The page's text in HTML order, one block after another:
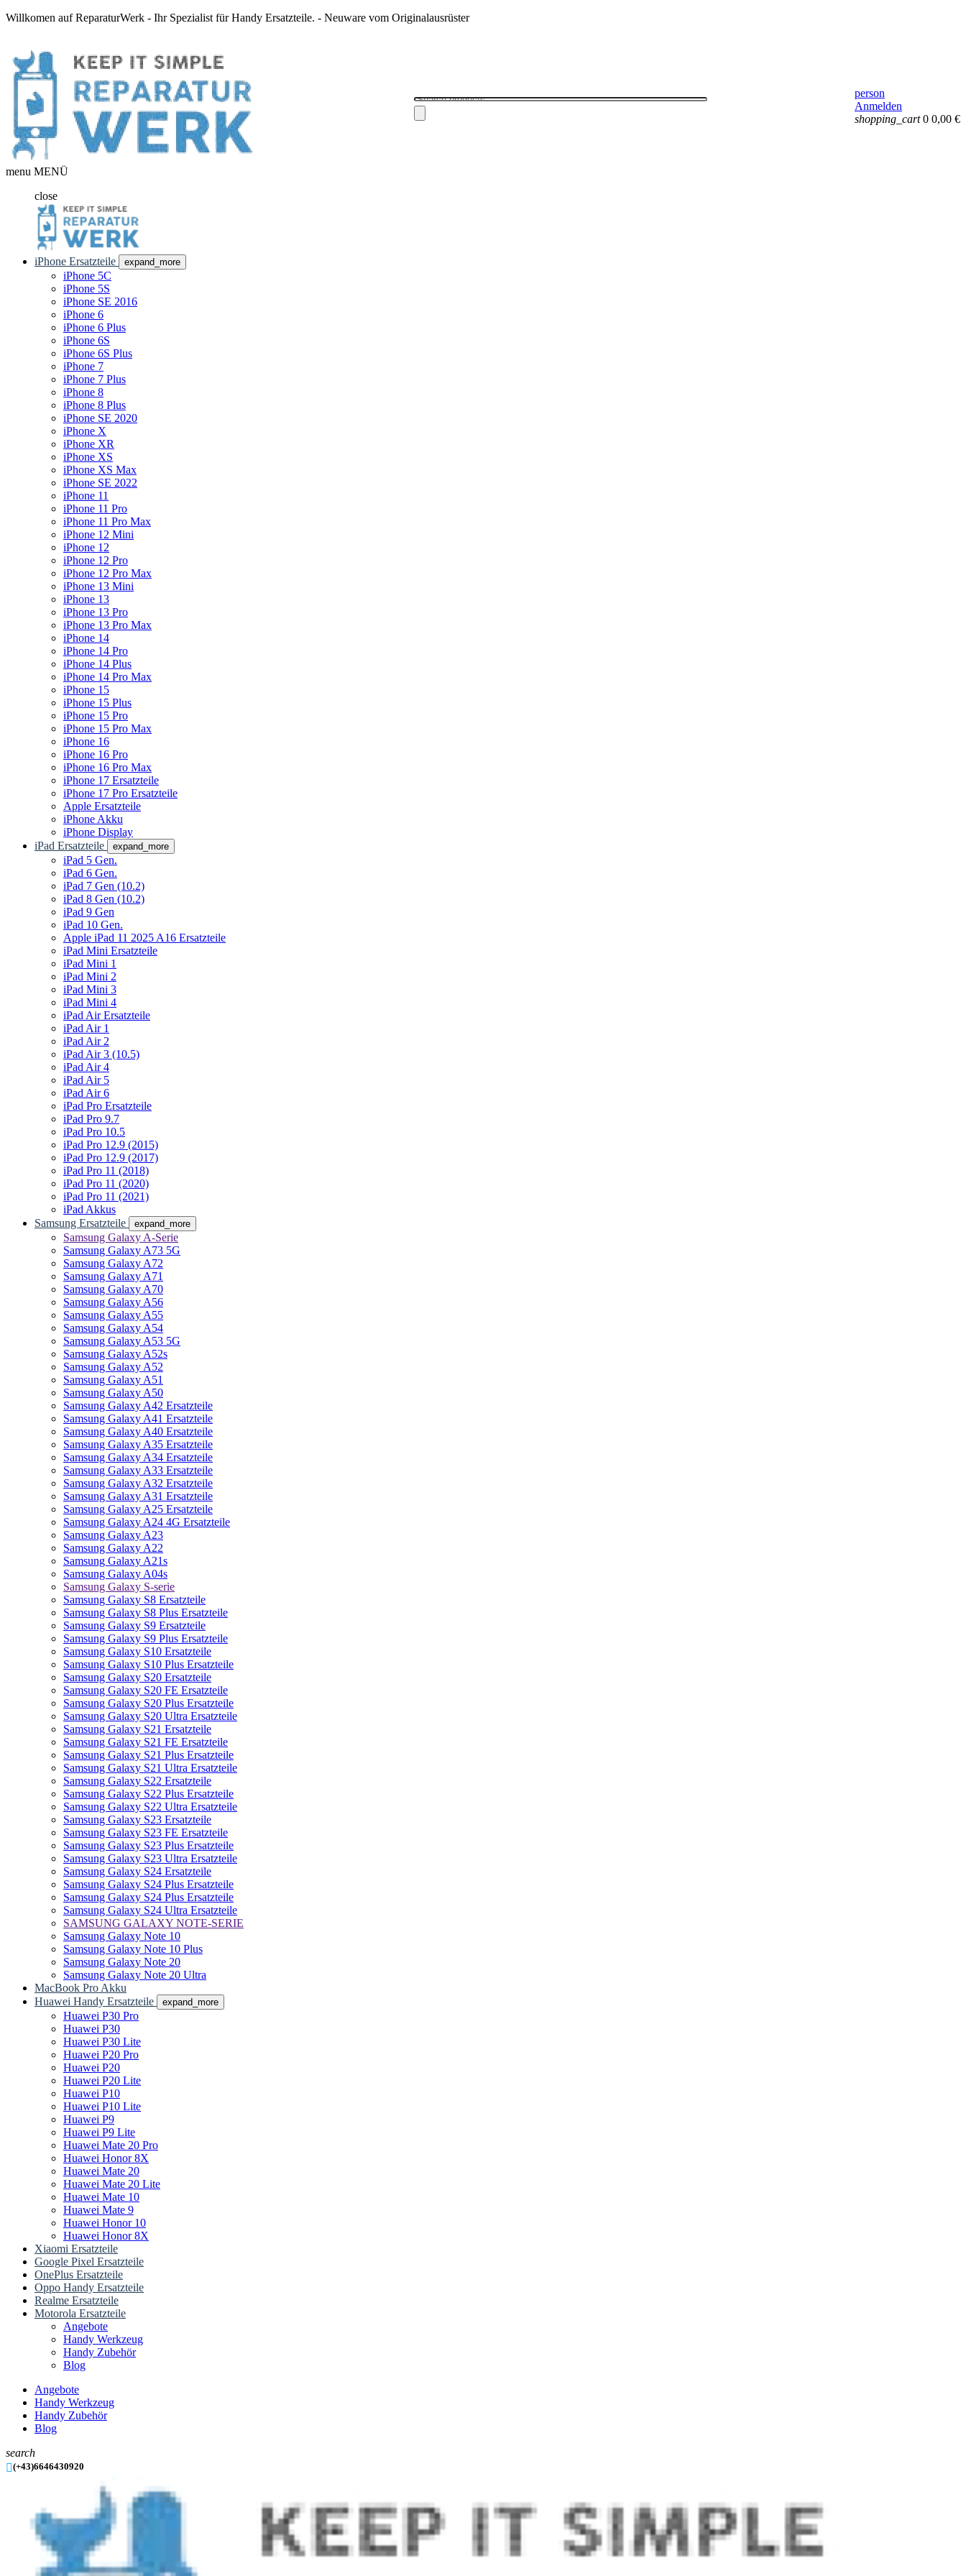
Willkomen auf ReparaturWerk - Ihr Spezialist für Handy Ersatzteile. - Neuware vom Originalausrüster
person
Anmelden
shopping_cart 0 0,00 €
menu MENÜ
close
iPhone Ersatzteile expand_more
iPhone 5C
iPhone 5S
iPhone SE 2016
iPhone 6
iPhone 6 Plus
iPhone 6S
iPhone 6S Plus
iPhone 7
iPhone 7 Plus
iPhone 8
iPhone 8 Plus
iPhone SE 2020
iPhone X
iPhone XR
iPhone XS
iPhone XS Max
iPhone SE 2022
iPhone 11
iPhone 11 Pro
iPhone 11 Pro Max
iPhone 12 Mini
iPhone 12
iPhone 12 Pro
iPhone 12 Pro Max
iPhone 13 Mini
iPhone 13
iPhone 13 Pro
iPhone 13 Pro Max
iPhone 14
iPhone 14 Pro
iPhone 14 Plus
iPhone 14 Pro Max
iPhone 15
iPhone 15 Plus
iPhone 15 Pro
iPhone 15 Pro Max
iPhone 16
iPhone 16 Pro
iPhone 16 Pro Max
iPhone 17 Ersatzteile
iPhone 17 Pro Ersatzteile
Apple Ersatzteile
iPhone Akku
iPhone Display
iPad Ersatzteile
expand_more
iPad 5 Gen.
iPad 6 Gen.
iPad 7 Gen (10.2)
iPad 8 Gen (10.2)
iPad 9 Gen
iPad 10 Gen.
Apple iPad 11 2025 A16 Ersatzteile
iPad Mini Ersatzteile
iPad Mini 1
iPad Mini 2
iPad Mini 3
iPad Mini 4
iPad Air Ersatzteile
iPad Air 1
iPad Air 2
iPad Air 3 (10.5)
iPad Air 4
iPad Air 5
iPad Air 6
iPad Pro Ersatzteile
iPad Pro 9.7
iPad Pro 10.5
iPad Pro 12.9 (2015)
iPad Pro 12.9 (2017)
iPad Pro 11 (2018)
iPad Pro 11 (2020)
iPad Pro 11 (2021)
iPad Akkus
Samsung Ersatzteile
expand_more
Samsung Galaxy A-Serie
Samsung Galaxy A73 5G
Samsung Galaxy A72
Samsung Galaxy A71
Samsung Galaxy A70
Samsung Galaxy A56
Samsung Galaxy A55
Samsung Galaxy A54
Samsung Galaxy A53 5G
Samsung Galaxy A52s
Samsung Galaxy A52
Samsung Galaxy A51
Samsung Galaxy A50
Samsung Galaxy A42 Ersatzteile
Samsung Galaxy A41 Ersatzteile
Samsung Galaxy A40 Ersatzteile
Samsung Galaxy A35 Ersatzteile
Samsung Galaxy A34 Ersatzteile
Samsung Galaxy A33 Ersatzteile
Samsung Galaxy A32 Ersatzteile
Samsung Galaxy A31 Ersatzteile
Samsung Galaxy A25 Ersatzteile
Samsung Galaxy A24 4G Ersatzteile
Samsung Galaxy A23
Samsung Galaxy A22
Samsung Galaxy A21s
Samsung Galaxy A04s
Samsung Galaxy S-serie
Samsung Galaxy S8 Ersatzteile
Samsung Galaxy S8 Plus Ersatzteile
Samsung Galaxy S9 Ersatzteile
Samsung Galaxy S9 Plus Ersatzteile
Samsung Galaxy S10 Ersatzteile
Samsung Galaxy S10 Plus Ersatzteile
Samsung Galaxy S20 Ersatzteile
Samsung Galaxy S20 FE Ersatzteile
Samsung Galaxy S20 Plus Ersatzteile
Samsung Galaxy S20 Ultra Ersatzteile
Samsung Galaxy S21 Ersatzteile
Samsung Galaxy S21 FE Ersatzteile
Samsung Galaxy S21 Plus Ersatzteile
Samsung Galaxy S21 Ultra Ersatzteile
Samsung Galaxy S22 Ersatzteile
Samsung Galaxy S22 Plus Ersatzteile
Samsung Galaxy S22 Ultra Ersatzteile
Samsung Galaxy S23 Ersatzteile
Samsung Galaxy S23 FE Ersatzteile
Samsung Galaxy S23 Plus Ersatzteile
Samsung Galaxy S23 Ultra Ersatzteile
Samsung Galaxy S24 Ersatzteile
Samsung Galaxy S24 Plus Ersatzteile
Samsung Galaxy S24 Plus Ersatzteile
Samsung Galaxy S24 Ultra Ersatzteile
SAMSUNG GALAXY NOTE-SERIE
Samsung Galaxy Note 10
Samsung Galaxy Note 10 Plus
Samsung Galaxy Note 20
Samsung Galaxy Note 20 Ultra
MacBook Pro Akku
Huawei Handy Ersatzteile
expand_more
Huawei P30 Pro
Huawei P30
Huawei P30 Lite
Huawei P20 Pro
Huawei P20
Huawei P20 Lite
Huawei P10
Huawei P10 Lite
Huawei P9
Huawei P9 Lite
Huawei Mate 20 Pro
Huawei Honor 8X
Huawei Mate 20
Huawei Mate 20 Lite
Huawei Mate 10
Huawei Mate 9
Huawei Honor 10
Huawei Honor 8X
Xiaomi Ersatzteile
Google Pixel Ersatzteile
OnePlus Ersatzteile
Oppo Handy Ersatzteile
Realme Ersatzteile
Motorola Ersatzteile
Angebote
Handy Werkzeug
Handy Zubehör
Blog
Angebote
Handy Werkzeug
Handy Zubehör
Blog
search
(+43)6646430920